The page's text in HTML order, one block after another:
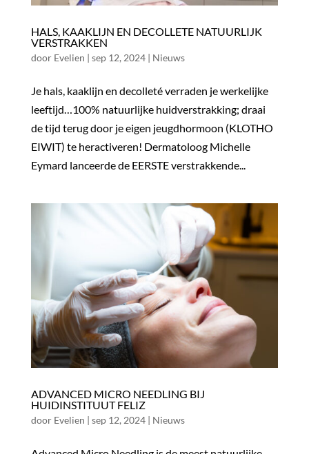
HALS, KAAKLIJN EN DECOLLETE NATUURLIJK
VERSTRAKKEN
door Evelien | sep 12, 2024| Nieuws
Je hals, kaaklijn en decolleté verraden je werkelijke
leeftijd…100% natuurlijke huidverstrakking; draai
de tijd terug door je eigen jeugdhormoon (KLOTHO
EIWIT) te heractiveren! Dermatoloog Michelle
Eymard lanceerde de EERSTE verstrakkende...
ADVANCED MICRO NEEDLING BIJ
HUIDINSTITUUT FELIZ
door Evelien | sep 12, 2024| Nieuws